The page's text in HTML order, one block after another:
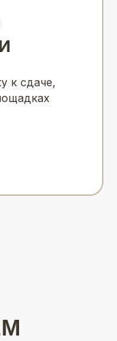
к сдаче,